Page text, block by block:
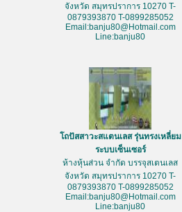
จังหวัด สมุทรปราการ 10270 T-
0879393870 T-0899285052
Email:banju80@Hotmail.com
Line:banju80
โถปัสสาวะสแตนเลส รุ่นทรงเหลี่ยม
ระบบเซ็นเซอร์
ห้างหุ้นส่วน จำกัด บรรจุสเตนเลส
จังหวัด สมุทรปราการ 10270 T-
0879393870 T-0899285052
Email:banju80@Hotmail.com
Line:banju80